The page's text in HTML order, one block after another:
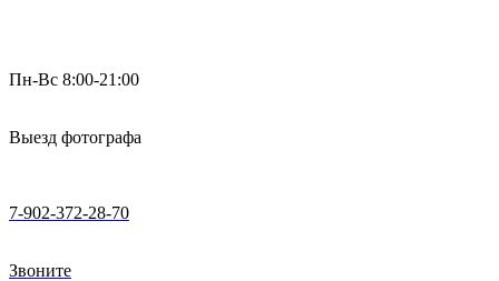
Пн-Вс 8:00-21:00
Выезд фотографа
7-902-372-28-70
Звоните